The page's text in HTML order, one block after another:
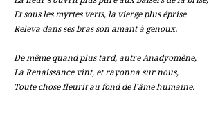
Et sous les myrtes verts, la vierge plus éprise
Releva dans ses bras son amant à genoux.
De même quand plus tard, autre Anadyomène,
La Renaissance vint, et rayonna sur nous,
Toute chose fleurit au fond de l’âme humaine.